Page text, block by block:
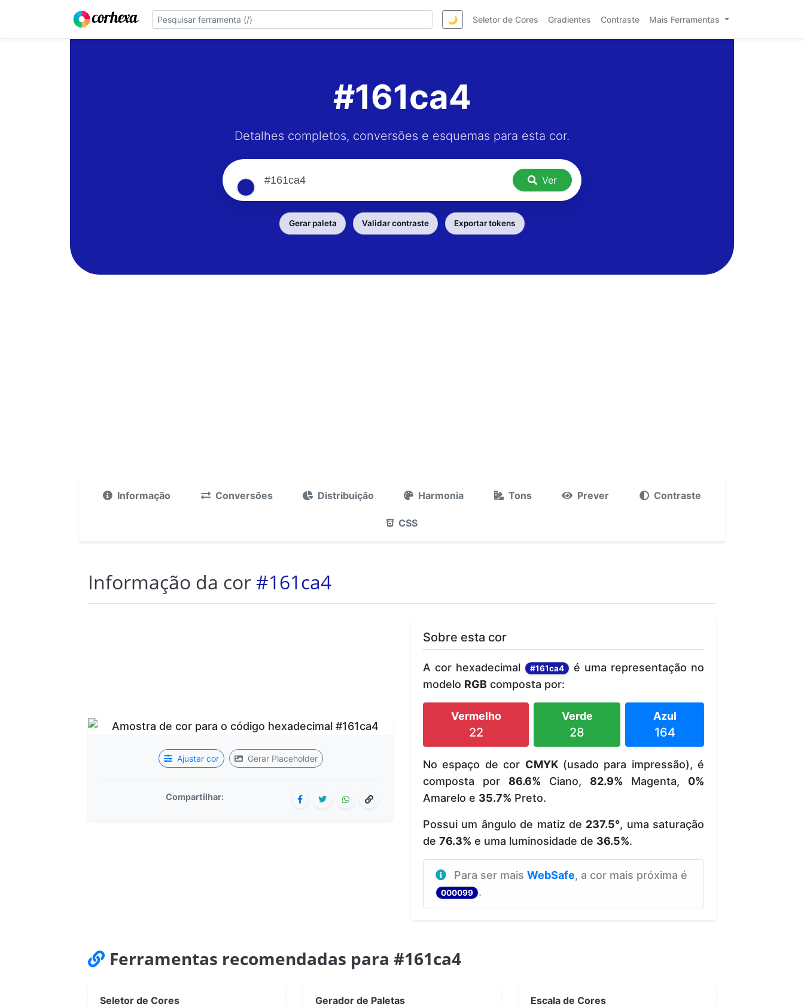
🌙 Seletor de Cores Gradientes Contraste Mais Ferramentas
#161ca4
Detalhes completos, conversões e esquemas para esta cor.
Ver
Gerar paleta Validar contraste Exportar tokens
Informação Conversões Distribuição Harmonia Tons Prever Contraste
CSS
Informação da cor#161ca4
Ajustar cor Gerar Placeholder
Compartilhar:
Sobre esta cor
A cor hexadecimal #161ca4
é uma representação no
modelo RGB composta por:
Vermelho
22
Verde
28
Azul
164
No espaço de cor CMYK(usado para impressão), é
composta por 86.6% Ciano, 82.9% Magenta, 0%
Amarelo e 35.7% Preto.
Possui um ângulo de matiz de 237.5°, uma saturação
de 76.3% e uma luminosidade de 36.5%.
Para ser mais WebSafe, a cor mais próxima é
000099 .
Ferramentas recomendadas para #161ca4
Seletor de Cores Gerador de Paletas Escala de Cores